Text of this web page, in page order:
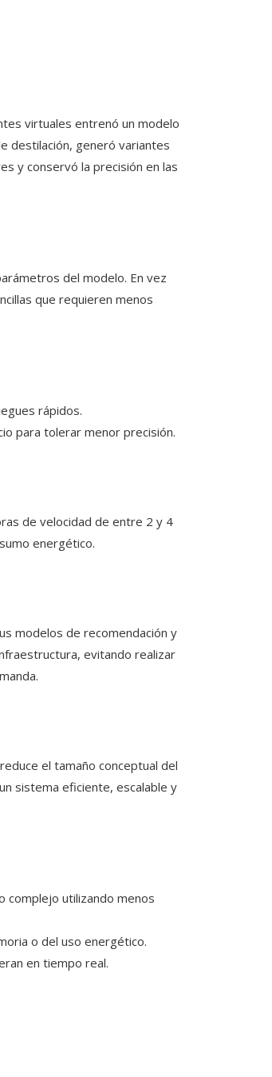
virtuales entrenó un modelo
destilación, generó variantes
y conservó la precisión en las
del modelo. En vez
que requieren menos
rápidos.
para tolerar menor precisión.
de velocidad de entre 2 y 4
energético.
modelos de recomendación y
evitando realizar
el tamaño conceptual del
sistema eficiente, escalable y
complejo utilizando menos
o del uso energético.
en tiempo real.